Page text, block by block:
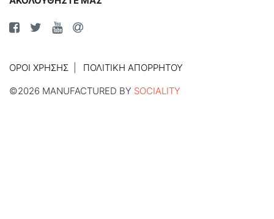
ΌΡΟΙ ΧΡΉΣΗΣ
ΠΟΛΙΤΙΚΉ ΑΠΟΡΡΉΤΟΥ
©2026 MANUFACTURED BY SOCIALITY